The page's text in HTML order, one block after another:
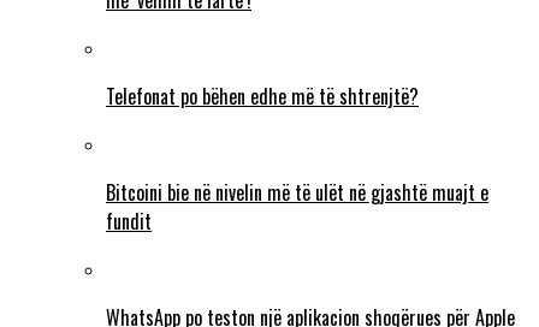
Telefonat po bëhen edhe më të shtrenjtë?
Bitcoini bie në nivelin më të ulët në gjashtë muajt e
fundit
WhatsApp po teston një aplikacion shoqërues për Apple